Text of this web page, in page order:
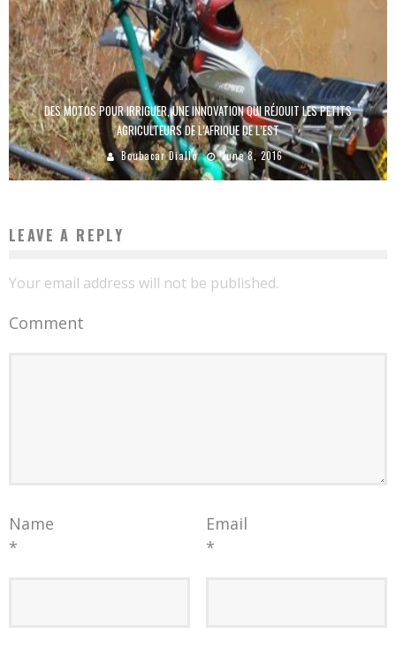
DES MOTOS POUR IRRIGUER, UNE INNOVATION QUI RÉJOUIT LES PETITS
AGRICULTEURS DE L’AFRIQUE DE L’EST
Boubacar Diallo June 8, 2016
LEAVE A REPLY
Your email address will not be published.
Comment
Name
*
Email
*